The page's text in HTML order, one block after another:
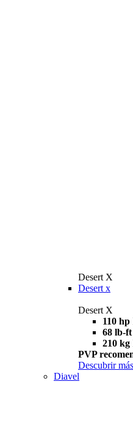
Desert X
Desert x
Desert X
110 hp
68 lb-ft
210 kg
PVP
Descubrir más
Diavel